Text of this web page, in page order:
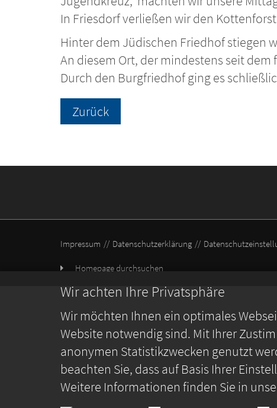
Wir achten Ihre Privatsphäre
Wir möchten Ihnen ein optimales
Website notwendig sind. Mit Ihrer
anonymen Statistikzwecken genutzt
beachten Sie, dass auf Basis Ihrer
Weitere Informationen finden Sie in
In Friesdorf verließen wir den
Hinter dem Jüdischen Friedhof stiegen
An diesem Ort, der mindestens seit
Durch den Burgfriedhof ging es
Zurück
Impressum Datenschutzerklärung
Homepage durchsuchen